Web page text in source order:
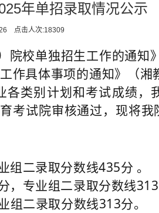
年单招录取情况公示
点击人次:18309
院校单独招生工作的通知
作具体事项的通知》（湘
各类别计划和考试成绩，
考试院审核通过，现将
二录取分数线435分 。
专业组二录取分数线313
组二录取分数线313分。